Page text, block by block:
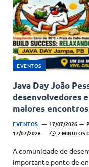
EVENTOS
Java Day João
desenvolvedores
maiores
EVENTOS 17/07/2026
17/07/2026
2 MINUTOS
A comunidade de
importante ponto de